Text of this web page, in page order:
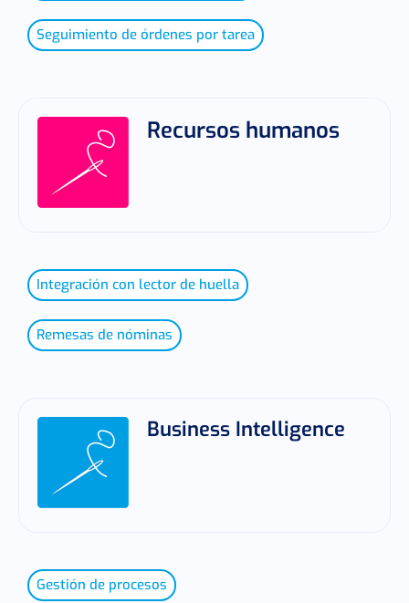
Seguimiento de órdenes por tarea
Recursos humanos
Integración con lector de huella
Remesas de nóminas
Business Intelligence
Gestión de procesos